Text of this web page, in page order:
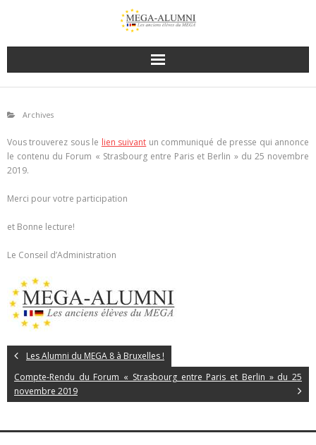
Archives
Vous trouverez sous le lien suivant un communiqué de presse qui annonce
le contenu du Forum « Strasbourg entre Paris et Berlin » du 25 novembre
2019.
Merci pour votre participation
et Bonne lecture!
Le Conseil d’Administration
Les Alumni du MEGA 8 à Bruxelles !
Compte-Rendu du Forum « Strasbourg entre Paris et Berlin » du 25
novembre 2019